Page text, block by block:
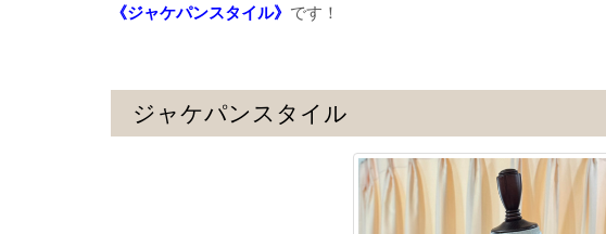
《ジャケパンスタイル》 です！
ジャケパンスタイル